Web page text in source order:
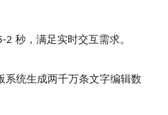
2 秒，满足实时交互需求。
系统生成两千万条文字编辑数